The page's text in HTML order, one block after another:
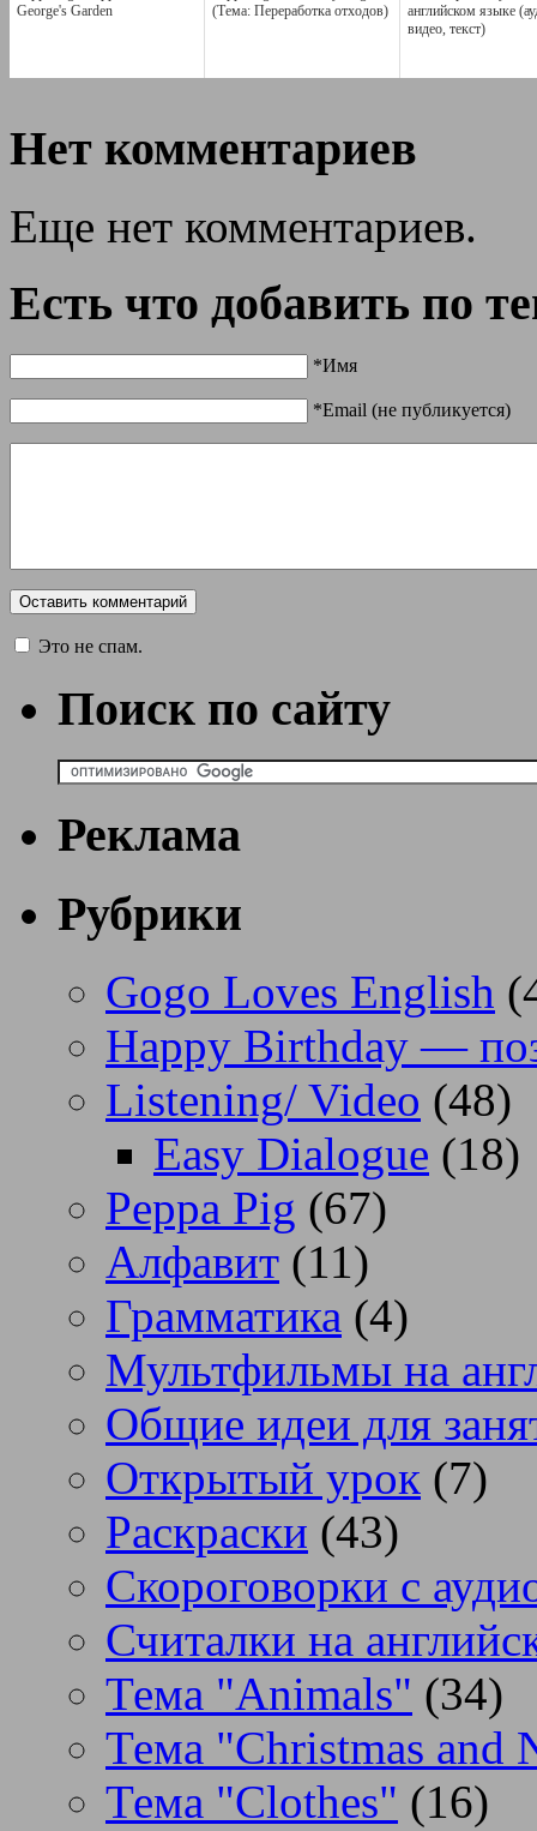
George's Garden
(Тема: Переработка отходов)
английском языке
видео, текст)
Нет комментариев
Еще нет комментариев.
Есть что добавить по
*Имя
*Email (не публикуется)
Это не спам.
Поиск по сайту
Реклама
Рубрики
Gogo Loves English
Happy Birthday —
Listening/ Video (48)
Easy Dialogue (18)
Peppa Pig (67)
Алфавит (11)
Грамматика (4)
Мультфильмы на
Общие идеи для
Открытый урок (7)
Раскраски (43)
Скороговорки с
Считалки на
Тема "Animals" (34)
Тема "Christmas and
Тема "Clothes" (16)